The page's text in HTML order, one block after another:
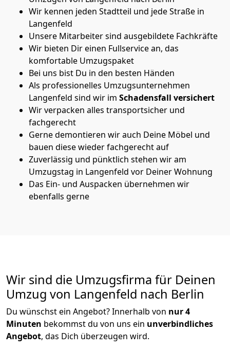
Wir kennen jeden Stadtteil und jede Straße in
Langenfeld
Unsere Mitarbeiter sind ausgebildete Fachkräfte
Wir bieten Dir einen Fullservice an, das
komfortable Umzugspaket
Bei uns bist Du in den besten Händen
Als professionelles Umzugsunternehmen
Langenfeld sind wir im Schadensfall versichert
Wir verpacken alles transportsicher und
fachgerecht
Gerne demontieren wir auch Deine Möbel und
bauen diese wieder fachgerecht auf
Zuverlässig und pünktlich stehen wir am
Umzugstag in Langenfeld vor Deiner Wohnung
Das Ein- und Auspacken übernehmen wir
ebenfalls gerne
Wir sind die Umzugsfirma für Deinen
Umzug von Langenfeld nach Berlin
Du wünschst ein Angebot? Innerhalb von nur 4
Minuten bekommst du von uns ein unverbindliches
Angebot, das Dich überzeugen wird.